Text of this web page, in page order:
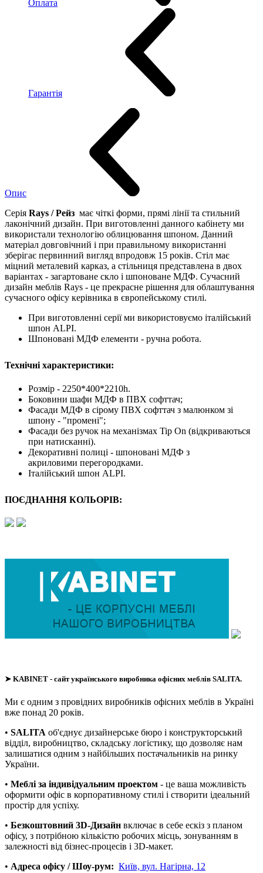
Оплата
Гарантія
Опис
Серія Rays / Рейз має чіткі форми, прямі лінії та стильний
лаконічний дизайн. При виготовленні данного кабінету ми
використали технологію облицювання шпоном. Данний
матеріал довговічний і при правильному використанні
зберігає первинний вигляд впродовж 15 років. Стіл має
міцний металевий карказ, а стільниця представлена в двох
варіантах - загартоване скло і шпоноване МДФ. Сучасний
дизайн меблів Rays - це прекрасне рішення для облаштування
сучасного офісу керівника в європейському стилі.
При виготовленні серії ми використовуємо італійський
шпон ALPI.
Шпоновані МДФ елементи - ручна робота.
Технічні характеристики:
Розмір - 2250*400*2210h.
Боковини шафи МДФ в ПВХ софттач;
Фасади МДФ в сірому ПВХ софттач з малюнком зі
шпону - "промені";
Фасади без ручок на механізмах Tip On (відкриваються
при натисканні).
Декоративні полиці - шпоновані МДФ з
акриловими перегородками.
Італійський шпон ALPI.
ПОЄДНАННЯ КОЛЬОРІВ:
➤ KABINET - сайт українського виробника офісних меблів SALITA.
Ми є одним з провідних виробників офісних меблів в Україні
вже понад 20 років.
• SALITA об'єднує дизайнерське бюро і конструкторський
відділ, виробництво, складську логістику, що дозволяє нам
залишатися одним з найбільших постачальників на ринку
України.
• Меблі за індивідуальним проектом - це ваша можливість
оформити офіс в корпоративному стилі і створити ідеальний
простір для успіху.
• Безкоштовний 3D-Дизайн включає в себе ескіз з планом
офісу, з потрібною кількістю робочих місць, зонуванням в
залежності від бізнес-процесів і 3D-макет.
• Адреса офісу / Шоу-рум: Київ, вул. Нагірна, 12